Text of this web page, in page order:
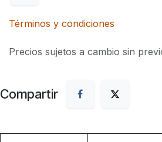
Términos y condiciones
Precios sujetos a cambio sin
Compartir